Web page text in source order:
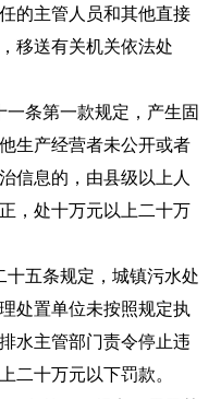
的主管人员和其他直接
移送有关机关依法处
条第一款规定，产生固
生产经营者未公开或者
信息的，由县级以上人
，处十万元以上二十万
五条规定，城镇污水处
处置单位未按照规定执
水主管部门责令停止违
二十万元以下罚款。